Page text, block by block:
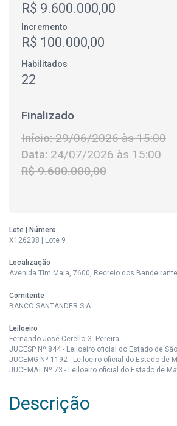
R$ 9.600.000,00
Incremento
R$ 100.000,00
Habilitados
22
Finalizado
Início:29/06/2026 às 15:00
Data:24/07/2026 às 15:00
R$ 9.600.000,00
Lote | Número
X126238 | Lote 9
Localização
Avenida Tim Maia, 7600, Recreio dos
Comitente
BANCO SANTANDER S.A.
Leiloeiro
Fernando José Cerello G. Pereira
JUCESP Nº 844 - Leiloeiro oficial do Estado de
JUCEMG Nº 1192 - Leiloeiro oficial do Estado de
JUCEMAT Nº 73 - Leiloeiro oficial do Estado de
Descrição